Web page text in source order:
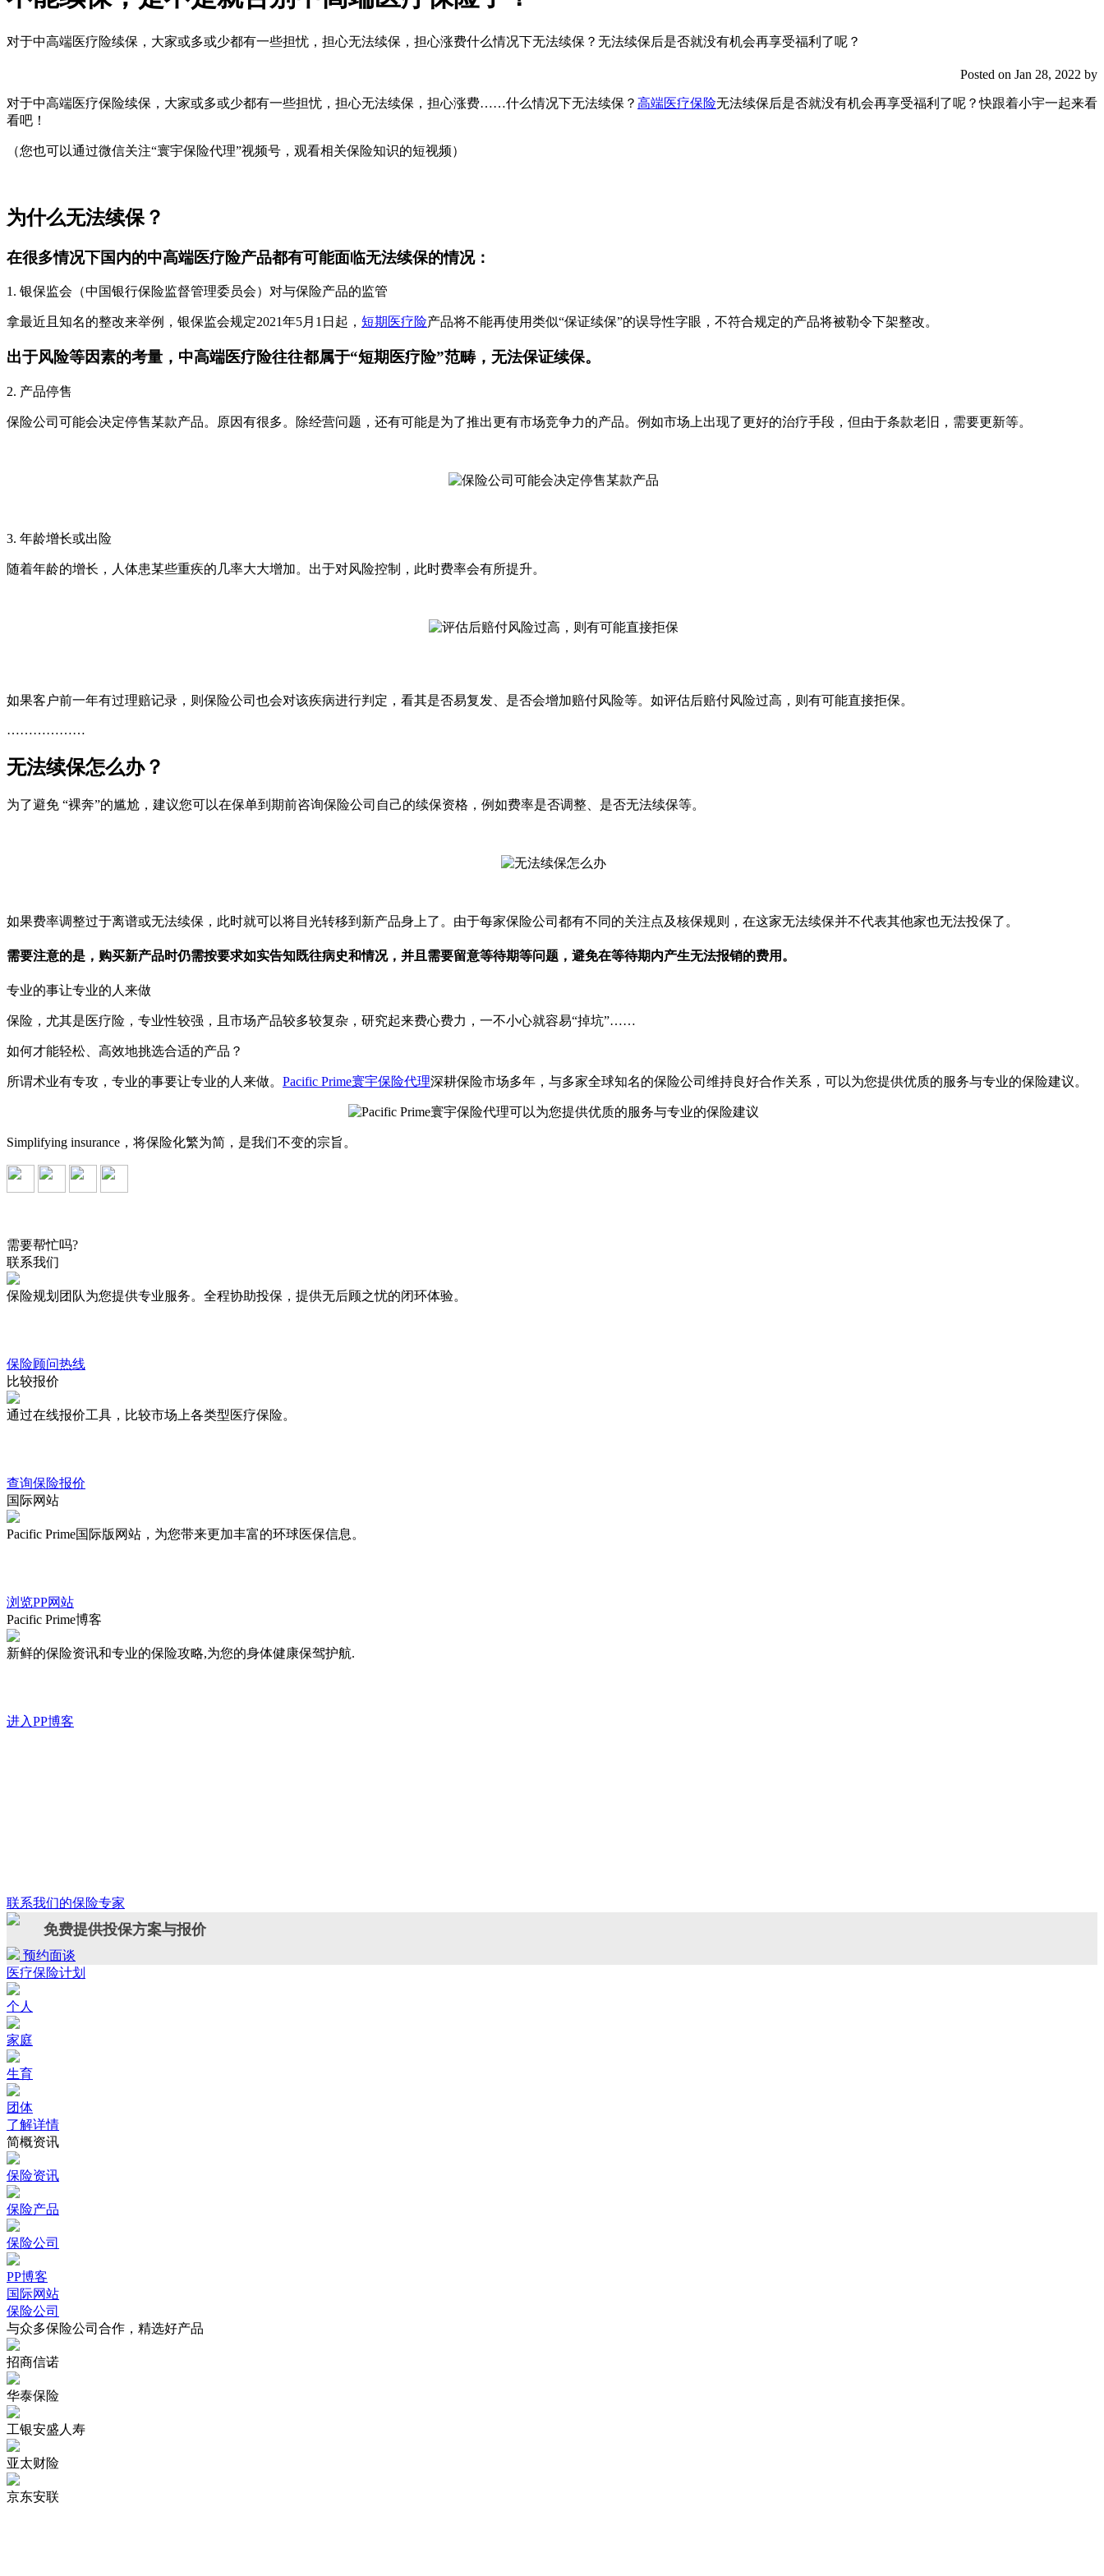
对于中高端医疗险续保，大家或多或少都有一些担忧，担心无法续保，担心涨费什么情况下无法续保？无法续保后是否就没有机会再享受福利了呢？
Posted on Jan 28, 2022 by
对于中高端医疗保险续保，大家或多或少都有一些担忧，担心无法续保，担心涨费……什么情况下无法续保？ 高端医疗保险无法续保后是否就没有机会再享受福利了呢？快跟着小宇一起来看
看吧！
（您也可以通过微信关注“寰宇保险代理”视频号，观看相关保险知识的短视频）
为什么无法续保？
在很多情况下国内的中高端医疗险产品都有可能面临无法续保的情况：
1. 银保监会（中国银行保险监督管理委员会）对与保险产品的监管
拿最近且知名的整改来举例，银保监会规定2021年5月1日起， 短期医疗险产品将不能再使用类似“保证续保”的误导性字眼，不符合规定的产品将被勒令下架整改。
出于风险等因素的考量，中高端医疗险往往都属于“短期医疗险”范畴，无法保证续保。
2. 产品停售
保险公司可能会决定停售某款产品。原因有很多。除经营问题，还有可能是为了推出更有市场竞争力的产品。例如市场上出现了更好的治疗手段，但由于条款老旧，需要更新等。
3. 年龄增长或出险
随着年龄的增长，人体患某些重疾的几率大大增加。出于对风险控制，此时费率会有所提升。
如果客户前一年有过理赔记录，则保险公司也会对该疾病进行判定，看其是否易复发、是否会增加赔付风险等。如评估后赔付风险过高，则有可能直接拒保。
………………
无法续保怎么办？
为了避免 “裸奔”的尴尬，建议您可以在保单到期前咨询保险公司自己的续保资格，例如费率是否调整、是否无法续保等。
如果费率调整过于离谱或无法续保，此时就可以将目光转移到新产品身上了。由于每家保险公司都有不同的关注点及核保规则，在这家无法续保并不代表其他家也无法投保了。
需要注意的是，购买新产品时仍需按要求如实告知既往病史和情况，并且需要留意等待期等问题，避免在等待期内产生无法报销的费用。
专业的事让专业的人来做
保险，尤其是医疗险，专业性较强，且市场产品较多较复杂，研究起来费心费力，一不小心就容易“掉坑”……
如何才能轻松、高效地挑选合适的产品？
所谓术业有专攻，专业的事要让专业的人来做。 Pacific Prime寰宇保险代理深耕保险市场多年，与多家全球知名的保险公司维持良好合作关系，可以为您提供优质的服务与专业的保险建议。
Simplifying insurance，将保险化繁为简，是我们不变的宗旨。
需要帮忙吗?
联系我们
保险规划团队为您提供专业服务。全程协助投保，提供无后顾之忧的闭环体验。
保险顾问热线
比较报价
通过在线报价工具，比较市场上各类型医疗保险。
查询保险报价
国际网站
Pacific Prime国际版网站，为您带来更加丰富的环球医保信息。
浏览PP网站
Pacific Prime博客
新鲜的保险资讯和专业的保险攻略,为您的身体健康保驾护航.
进入PP博客
联系我们的保险专家
免费提供投保方案与报价
预约面谈
医疗保险计划
个人
家庭
生育
团体
了解详情
简概资讯
保险资讯
保险产品
保险公司
PP博客
国际网站
保险公司
与众多保险公司合作，精选好产品
招商信诺
华泰保险
工银安盛人寿
亚太财险
京东安联